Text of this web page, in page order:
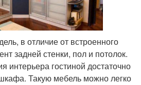
в отличие от встроенного
задней стенки, пол и потолок.
интерьера гостиной достаточно
Такую мебель можно легко